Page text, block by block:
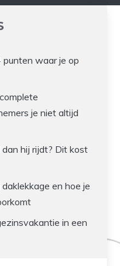
punten waar je op
je niet altijd
hij rijdt? Dit kost
en hoe je
in een